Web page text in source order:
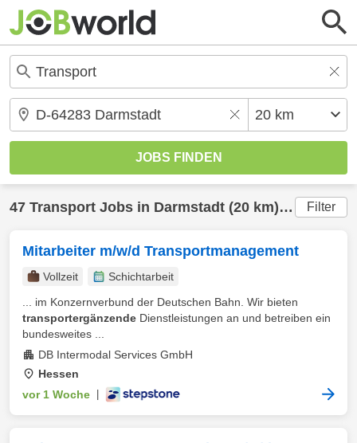
47 Transport Jobs in Darmstadt (20 km) gefunden Filter
Mitarbeiter m/w/d Transportmanagement
Vollzeit
Schichtarbeit
... im Konzernverbund der Deutschen Bahn. Wir bieten
transportergänzende Dienstleistungen an und betreiben ein
bundesweites ...
DB Intermodal Services GmbH
Hessen
vor 1 Woche